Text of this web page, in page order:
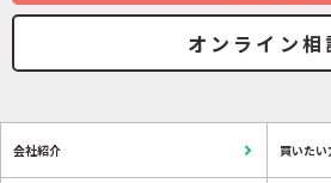
オンライン相
会社紹介 買いたい